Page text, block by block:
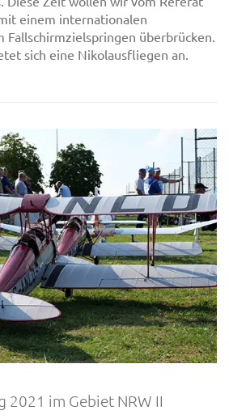
einem internationalen
überbrücken.
sich eine Nikolausfliegen an.
2021 im Gebiet NRW II